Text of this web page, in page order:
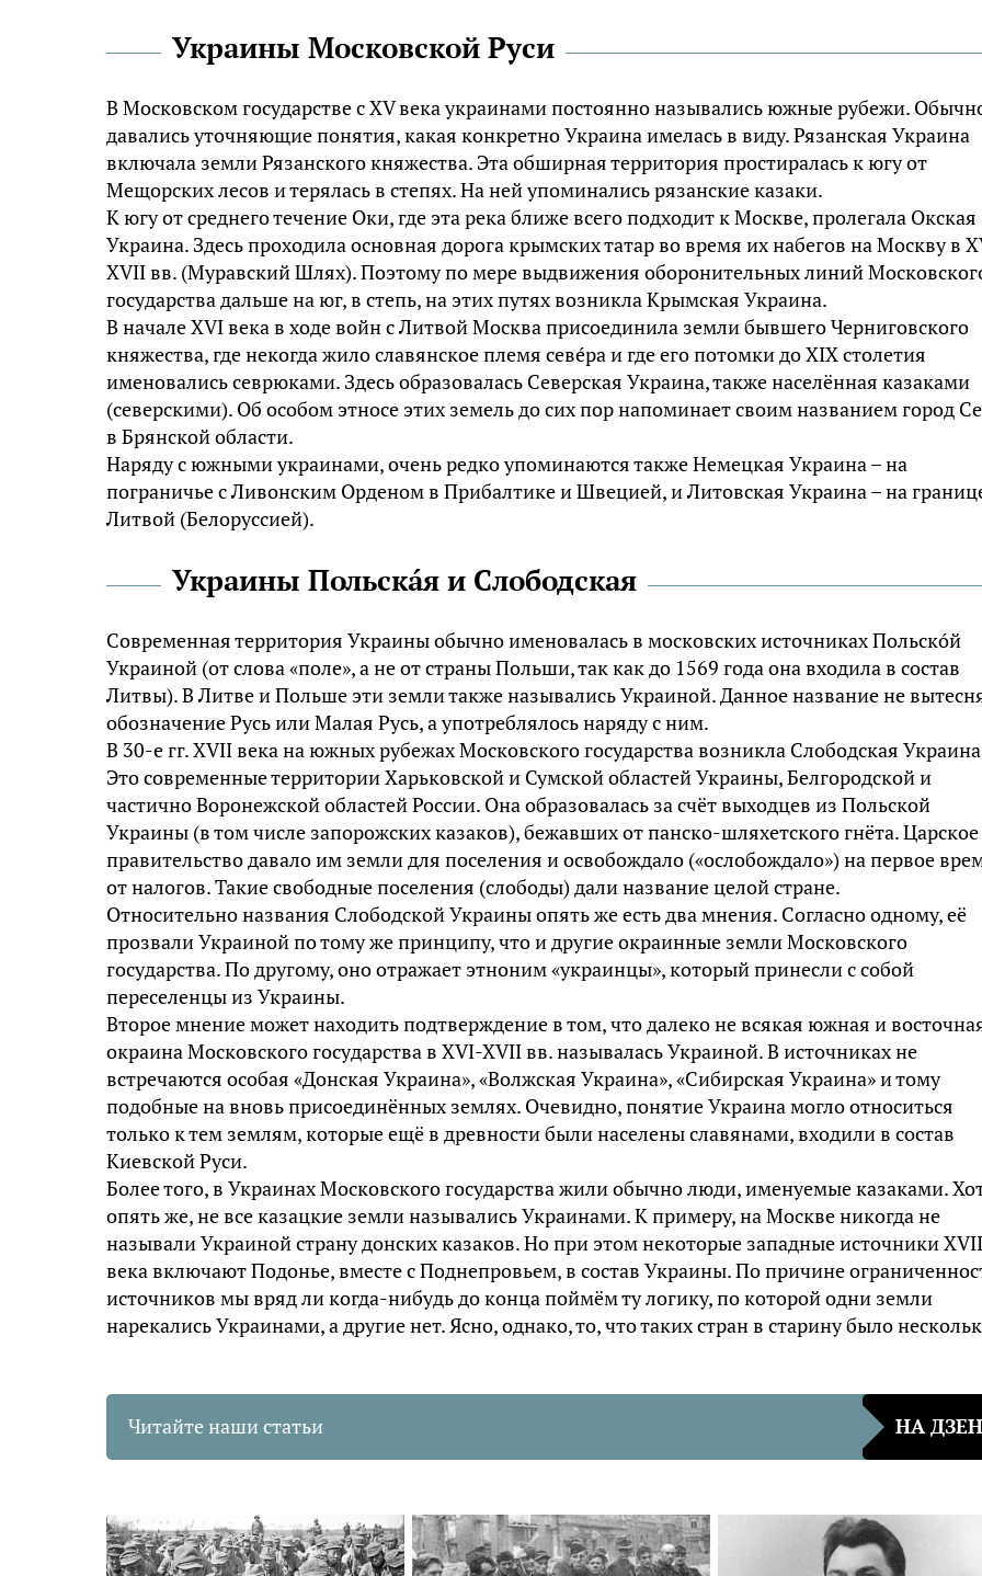
Украины Московской Руси
В Московском государстве с XV века украинами постоянно назывались южные рубежи.
давались уточняющие понятия, какая конкретно Украина имелась в виду. Рязанская Украина
включала земли Рязанского княжества. Эта обширная территория простиралась к югу от
Мещорских лесов и терялась в степях. На ней упоминались рязанские казаки.
К югу от среднего течение Оки, где эта река ближе всего подходит к Москве, пролегала Окская
Украина. Здесь проходила основная дорога крымских татар во время их набегов на Москву в
XVII вв. (Муравский Шлях). Поэтому по мере выдвижения оборонительных линий
государства дальше на юг, в степь, на этих путях возникла Крымская Украина.
В начале XVI века в ходе войн с Литвой Москва присоединила земли бывшего Черниговского
княжества, где некогда жило славянское племя севéра и где его потомки до XIX столетия
именовались севрюками. Здесь образовалась Северская Украина, также населённая казаками
(северскими). Об особом этносе этих земель до сих пор напоминает своим названием город
в Брянской области.
Наряду с южными украинами, очень редко упоминаются также Немецкая Украина – на
пограничье с Ливонским Орденом в Прибалтике и Швецией, и Литовская Украина – на
Литвой (Белоруссией).
Украины Польскáя и Слободская
Современная территория Украины обычно именовалась в московских источниках Польскóй
Украиной (от слова «поле», а не от страны Польши, так как до 1569 года она входила в состав
Литвы). В Литве и Польше эти земли также назывались Украиной. Данное название не
обозначение Русь или Малая Русь, а употреблялось наряду с ним.
В 30-е гг. XVII века на южных рубежах Московского государства возникла Слободская
Это современные территории Харьковской и Сумской областей Украины, Белгородской и
частично Воронежской областей России. Она образовалась за счёт выходцев из Польской
Украины (в том числе запорожских казаков), бежавших от панско-шляхетского гнёта. Царское
правительство давало им земли для поселения и освобождало («ослобождало») на первое
от налогов. Такие свободные поселения (слободы) дали название целой стране.
Относительно названия Слободской Украины опять же есть два мнения. Согласно одному, её
прозвали Украиной по тому же принципу, что и другие окраинные земли Московского
государства. По другому, оно отражает этноним «украинцы», который принесли с собой
переселенцы из Украины.
Второе мнение может находить подтверждение в том, что далеко не всякая южная и
окраина Московского государства в XVI-XVII вв. называлась Украиной. В источниках не
встречаются особая «Донская Украина», «Волжская Украина», «Сибирская Украина» и тому
подобные на вновь присоединённых землях. Очевидно, понятие Украина могло относиться
только к тем землям, которые ещё в древности были населены славянами, входили в состав
Киевской Руси.
Более того, в Украинах Московского государства жили обычно люди, именуемые казаками.
опять же, не все казацкие земли назывались Украинами. К примеру, на Москве никогда не
называли Украиной страну донских казаков. Но при этом некоторые западные источники XVII
века включают Подонье, вместе с Поднепровьем, в состав Украины. По причине
источников мы вряд ли когда-нибудь до конца поймём ту логику, по которой одни земли
нарекались Украинами, а другие нет. Ясно, однако, то, что таких стран в старину было
Читайте наши статьи НА ДЗЕН